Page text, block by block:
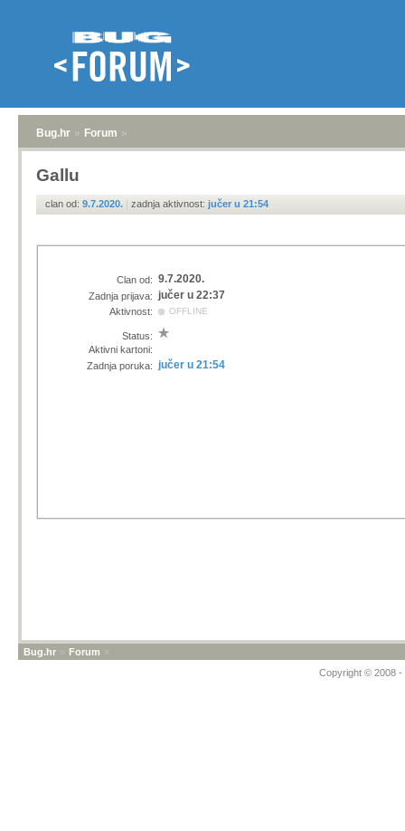
Bug.hr » Forum »
Gallu
clan od: 9.7.2020. | zadnja aktivnost: jučer u 21:54
Clan od: 9.7.2020.
Zadnja prijava: jučer u 22:37
Aktivnost: OFFLINE
Status:
Aktivni kartoni:
Zadnja poruka: jučer u 21:54
Bug.hr » Forum »
Copyright © 2008 -